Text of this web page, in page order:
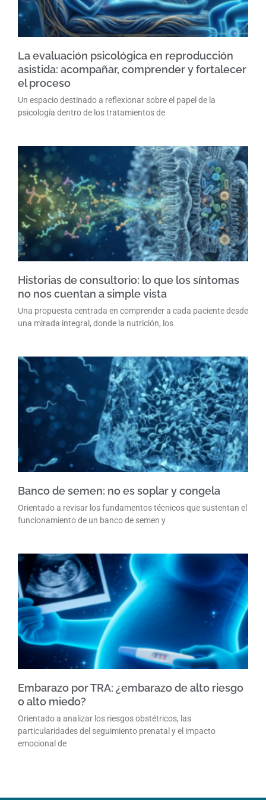
La evaluación psicológica en reproducción
asistida: acompañar, comprender y fortalecer
el proceso
Un espacio destinado a reflexionar sobre el papel de la
psicología dentro de los tratamientos de
Historias de consultorio: lo que los síntomas
no nos cuentan a simple vista
Una propuesta centrada en comprender a cada paciente desde
una mirada integral, donde la nutrición, los
Banco de semen: no es soplar y congela
Orientado a revisar los fundamentos técnicos que sustentan el
funcionamiento de un banco de semen y
Embarazo por TRA: ¿embarazo de alto riesgo
o alto miedo?
Orientado a analizar los riesgos obstétricos, las
particularidades del seguimiento prenatal y el impacto
emocional de